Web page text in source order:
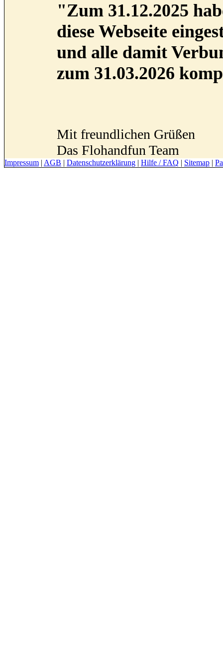
"Zum 31.12.2025
diese Webseite
und alle damit
zum 31.03.2026
Mit freundlichen Grüßen
Das Flohandfun Team
Impressum | AGB | Datenschutzerklärung | Hilfe / FAQ | Sitemap |